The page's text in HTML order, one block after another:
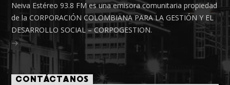
Neiva Estéreo 93.8 FM es una emisora comunitaria propiedad
de la CORPORACIÓN COLOMBIANA PARA LA GESTIÓN Y EL
DESARROLLO SOCIAL – CORPOGESTION.
CONTÁCTANOS